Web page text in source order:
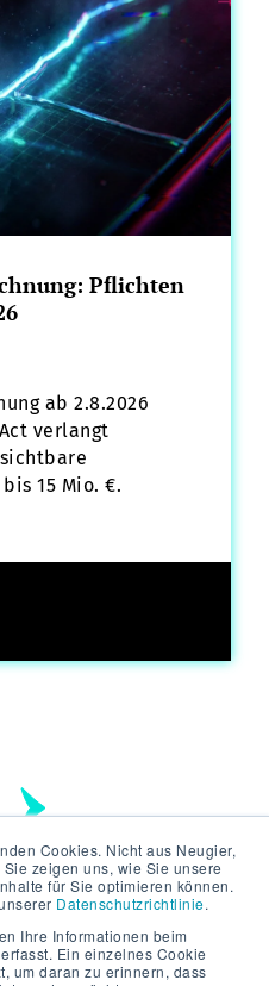
Cookies. Nicht aus Neugier,
zeigen uns, wie Sie unsere
für Sie optimieren können.
Datenschutzrichtlinie.
Ihre Informationen beim
Ein einzelnes Cookie
um daran zu erinnern, dass
Pflichten
ab 2.8.2026
verlangt
15 Mio. €.